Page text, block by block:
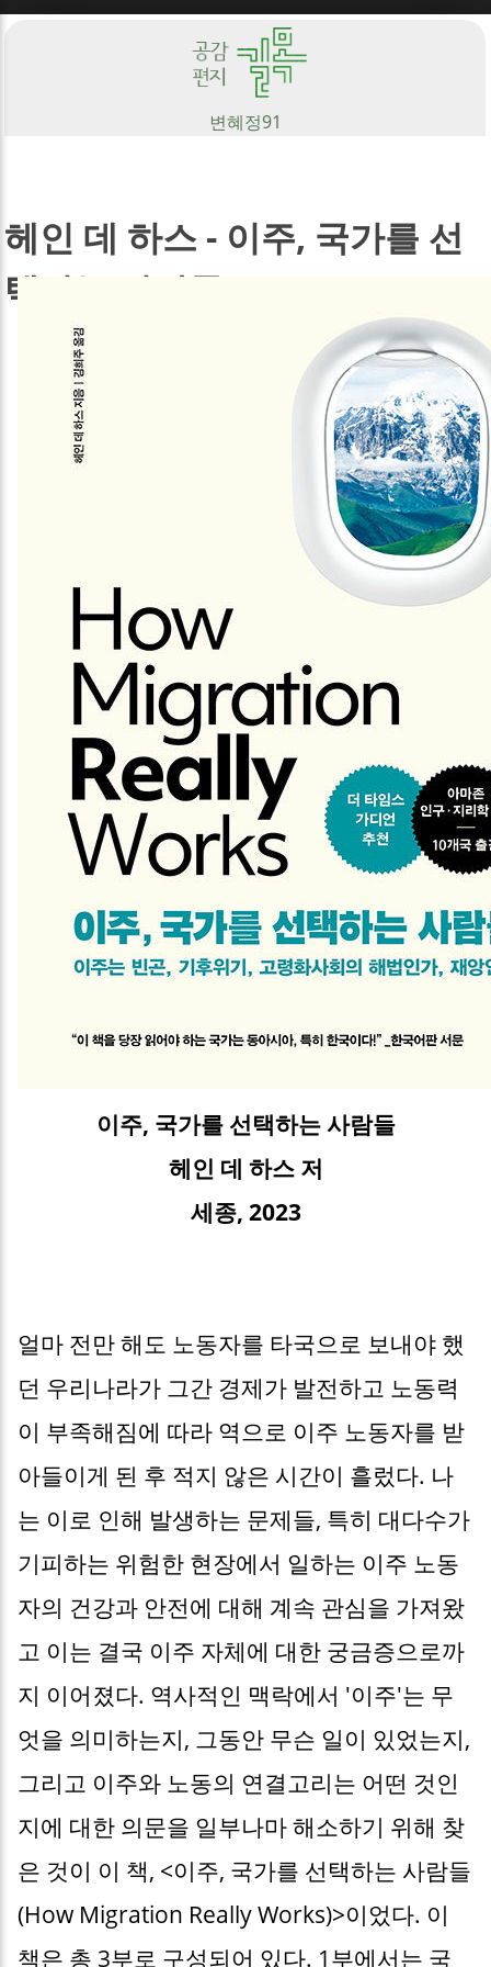
변혜정91
헤인 데 하스 - 이주, 국가를 선
택하는 사람들
이주, 국가를 선택하는 사람들
헤인 데 하스 저
세종, 2023
얼마 전만 해도 노동자를 타국으로 보내야 했
던 우리나라가 그간 경제가 발전하고 노동력
이 부족해짐에 따라 역으로 이주 노동자를 받
아들이게 된 후 적지 않은 시간이 흘렀다. 나
는 이로 인해 발생하는 문제들, 특히 대다수가
기피하는 위험한 현장에서 일하는 이주 노동
자의 건강과 안전에 대해 계속 관심을 가져왔
고 이는 결국 이주 자체에 대한 궁금증으로까
지 이어졌다. 역사적인 맥락에서 '이주'는 무
엇을 의미하는지, 그동안 무슨 일이 있었는지,
그리고 이주와 노동의 연결고리는 어떤 것인
지에 대한 의문을 일부나마 해소하기 위해 찾
은 것이 이 책, <이주, 국가를 선택하는 사람들
(How Migration Really Works)>이었다. 이
책은 총 3부로 구성되어 있다. 1부에서는 국
Sketchbook5, 스케치북5
Sketchbook5, 스케치북5